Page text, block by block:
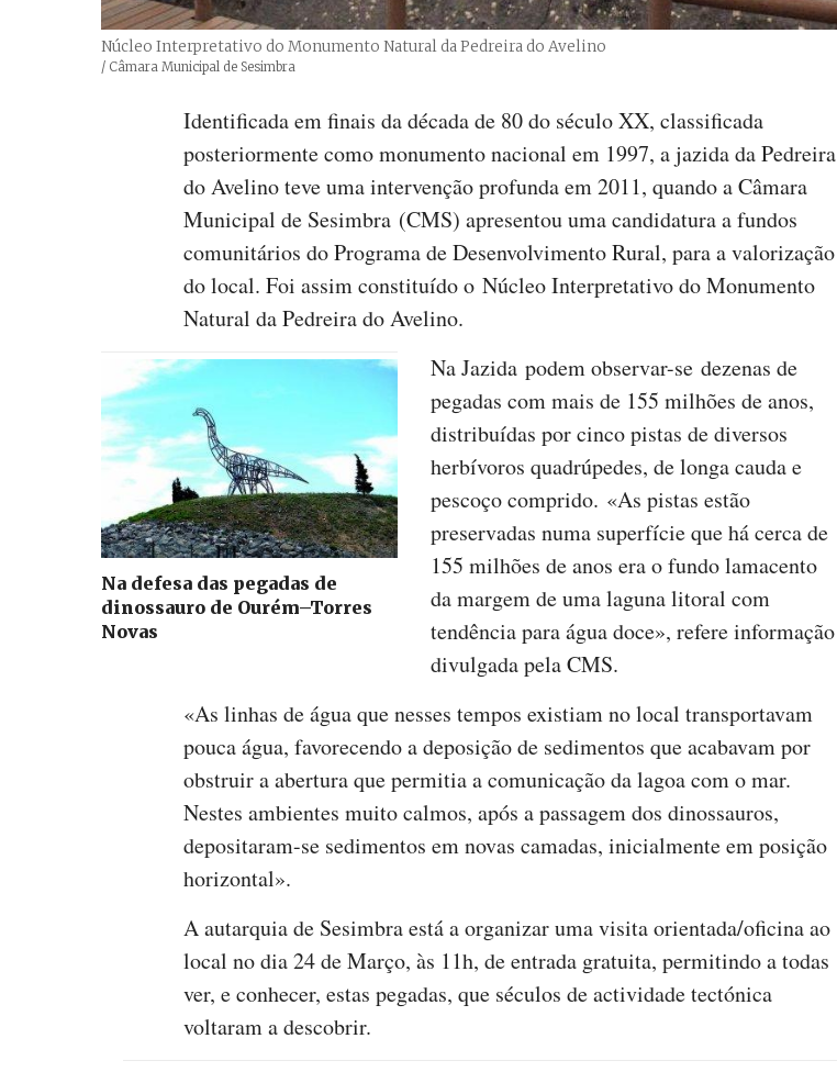
Núcleo Interpretativo do Monumento Natural da Pedreira do Avelino
Créditos
/ Câmara Municipal de Sesimbra
Identificada em finais da década de 80 do século XX, classificada
posteriormente como monumento nacional em 1997, a jazida da Pedreira
do Avelino teve uma intervenção profunda em 2011, quando a Câmara
Municipal de Sesimbra (CMS) apresentou uma candidatura a fundos
comunitários do Programa de Desenvolvimento Rural, para a valorização
do local. Foi assim constituído o Núcleo Interpretativo do Monumento
Natural da Pedreira do Avelino.
Na defesa das pegadas de
dinossauro de Ourém–Torres
Novas
Na Jazida podem observar-se dezenas de
pegadas com mais de 155 milhões de anos,
distribuídas por cinco pistas de diversos
herbívoros quadrúpedes, de longa cauda e
pescoço comprido. «As pistas estão
preservadas numa superfície que há cerca de
155 milhões de anos era o fundo lamacento
da margem de uma laguna litoral com
tendência para água doce», refere informação
divulgada pela CMS.
«As linhas de água que nesses tempos existiam no local transportavam
pouca água, favorecendo a deposição de sedimentos que acabavam por
obstruir a abertura que permitia a comunicação da lagoa com o mar.
Nestes ambientes muito calmos, após a passagem dos dinossauros,
depositaram-se sedimentos em novas camadas, inicialmente em posição
horizontal».
A autarquia de Sesimbra está a organizar uma visita orientada/oficina ao
local no dia 24 de Março, às 11h, de entrada gratuita, permitindo a todas
ver, e conhecer, estas pegadas, que séculos de actividade tectónica
voltaram a descobrir.